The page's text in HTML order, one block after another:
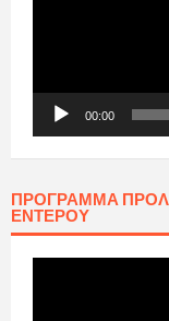
00:00
ΠΡΟΓΡΑΜΜΑ
ΕΝΤΕΡΟΥ